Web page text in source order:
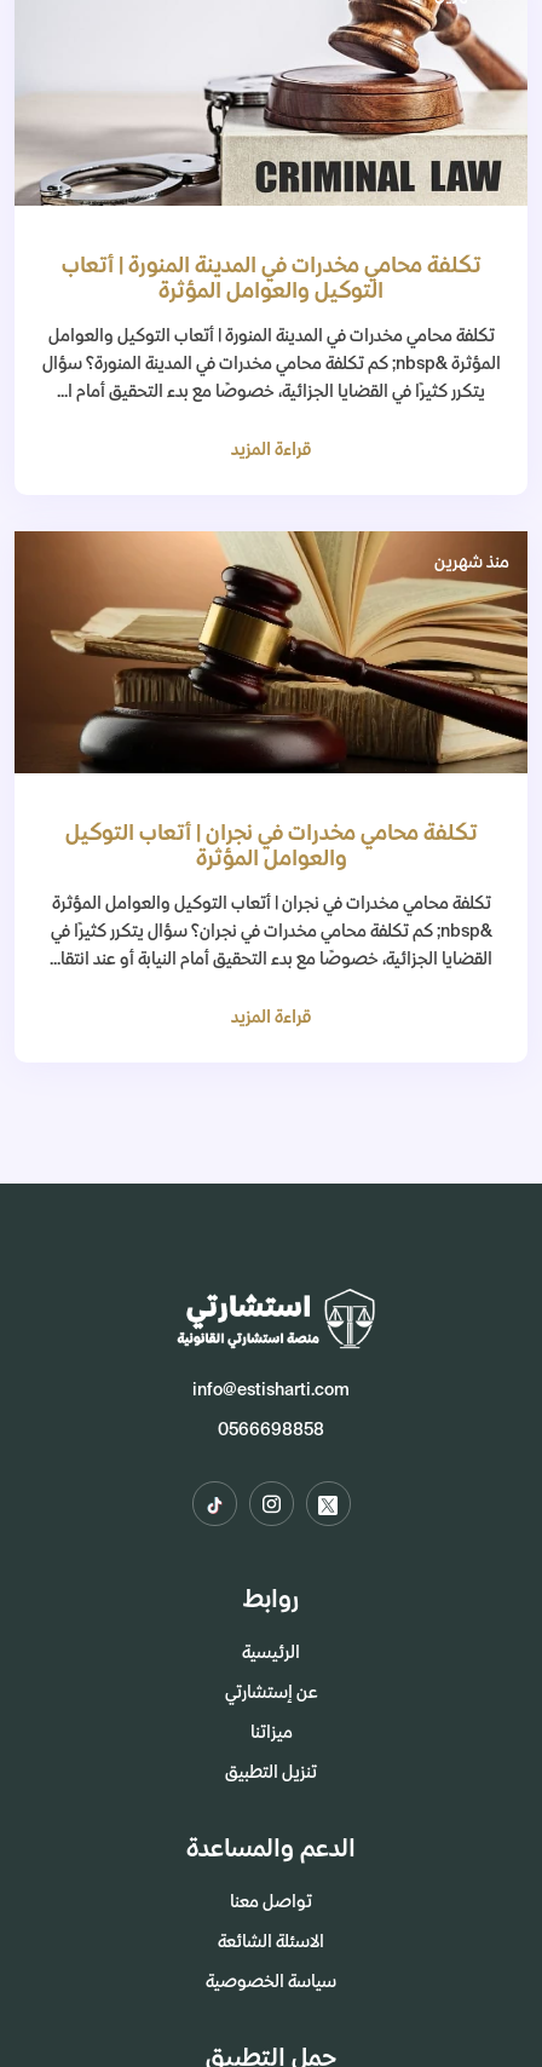
تكلفة محامي مخدرات في المدينة المنورة | أتعاب
التوكيل والعوامل المؤثرة
تكلفة محامي مخدرات في المدينة المنورة | أتعاب التوكيل والعوامل
المؤثرة &nbsp; كم تكلفة محامي مخدرات في المدينة المنورة؟ سؤال
يتكرر كثيرًا في القضايا الجزائية، خصوصًا مع بدء التحقيق أمام ا...
قراءة المزيد
منذ شهرين
تكلفة محامي مخدرات في نجران | أتعاب التوكيل
والعوامل المؤثرة
تكلفة محامي مخدرات في نجران | أتعاب التوكيل والعوامل المؤثرة
&nbsp; كم تكلفة محامي مخدرات في نجران؟ سؤال يتكرر كثيرًا في
القضايا الجزائية، خصوصًا مع بدء التحقيق أمام النيابة أو عند انتقا...
قراءة المزيد
info@estisharti.com
0566698858
روابط
الرئيسية
عن إستشارتي
ميزاتنا
تنزيل التطبيق
الدعم والمساعدة
تواصل معنا
الاسئلة الشائعة
سياسة الخصوصية
حمل التطبيق